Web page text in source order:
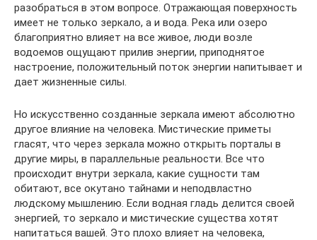
разобраться в этом вопросе. Отражающая поверхность
имеет не только зеркало, а и вода. Река или озеро
благоприятно влияет на все живое, люди возле
водоемов ощущают прилив энергии, приподнятое
настроение, положительный поток энергии напитывает и
дает жизненные силы.
Но искусственно созданные зеркала имеют абсолютно
другое влияние на человека. Мистические приметы
гласят, что через зеркала можно открыть порталы в
другие миры, в параллельные реальности. Все что
происходит внутри зеркала, какие сущности там
обитают, все окутано тайнами и неподвластно
людскому мышлению. Если водная гладь делится своей
энергией, то зеркало и мистические существа хотят
напитаться вашей. Это плохо влияет на человека,